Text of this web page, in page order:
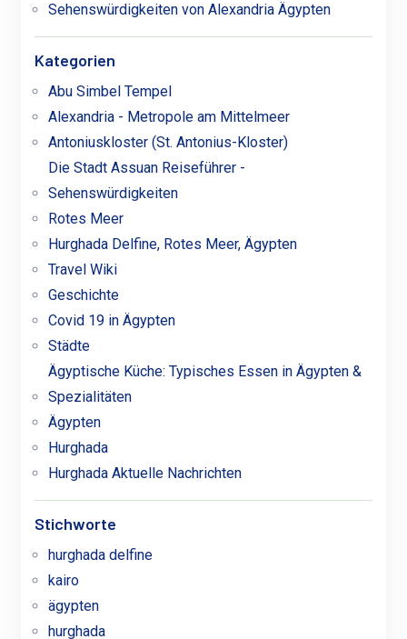
Sehenswürdigkeiten von Alexandria Ägypten
Kategorien
Abu Simbel Tempel
Alexandria - Metropole am Mittelmeer
Antoniuskloster (St. Antonius-Kloster)
Die Stadt Assuan Reiseführer -
Sehenswürdigkeiten
Rotes Meer
Hurghada Delfine, Rotes Meer, Ägypten
Travel Wiki
Geschichte
Covid 19 in Ägypten
Städte
Ägyptische Küche: Typisches Essen in Ägypten &
Spezialitäten
Ägypten
Hurghada
Hurghada Aktuelle Nachrichten
Stichworte
hurghada delfine
kairo
ägypten
hurghada